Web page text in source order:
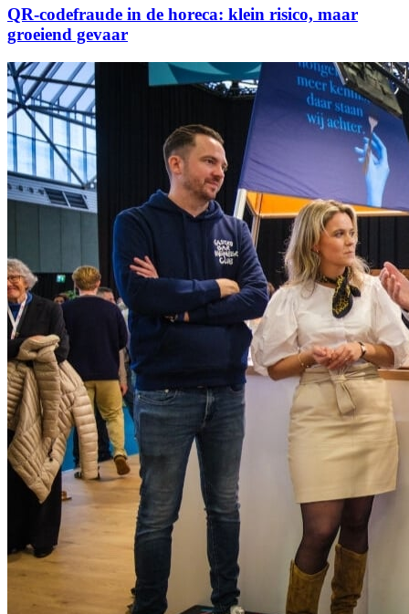
QR-codefraude in de horeca: klein risico, maar
groeiend gevaar